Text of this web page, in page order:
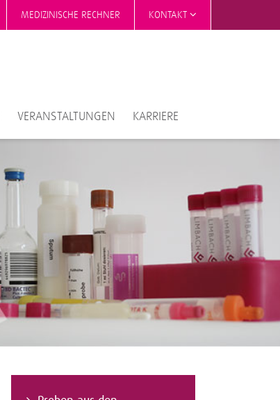
MEDIZINISCHE RECHNER KONTAKT
VERANSTALTUNGEN KARRIERE